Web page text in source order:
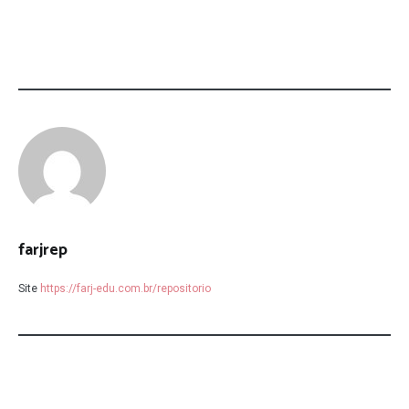
farjrep
Site https://farj-edu.com.br/repositorio